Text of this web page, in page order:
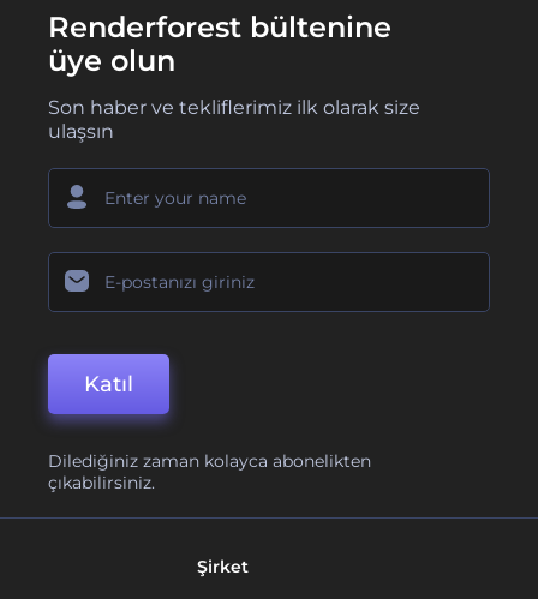
Renderforest bültenine
üye olun
Son haber ve tekliflerimiz ilk olarak size
ulaşsın
Katıl
Dilediğiniz zaman kolayca abonelikten
çıkabilirsiniz.
Şirket